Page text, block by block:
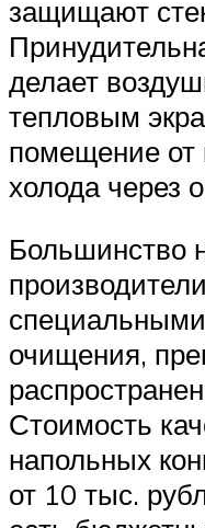
защищают
делает
тепловым
помещение от
холода через
Большинство
очищения,
Стоимость
напольных
от 10 тыс.